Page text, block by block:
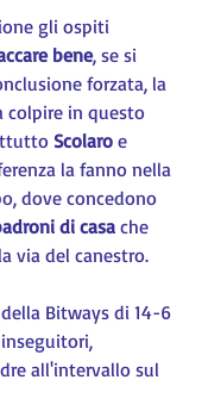
gli ospiti
bene, se si
forzata, la
colpire in questo
Scolaro e
la fanno nella
dove concedono
di casa che
via del canestro.
Bitways di 14-6
all'intervallo sul